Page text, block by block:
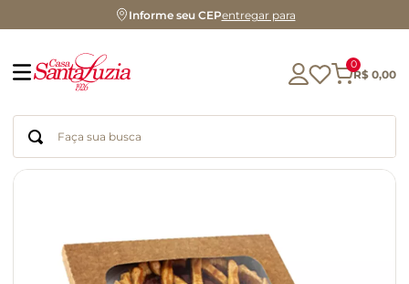
Informe seu CEPentregar para
0
R$ 0,00
Faça sua busca
chocolate